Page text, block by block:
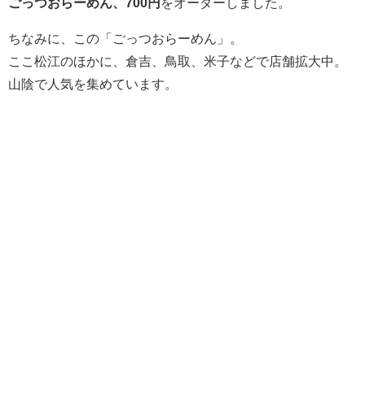
ちなみに、この「ごっつおらーめん」。
ここ松江のほかに、倉吉、鳥取、米子などで店舗拡大中。
山陰で人気を集めています。